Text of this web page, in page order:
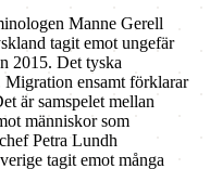
Manne Gerell
tagit emot ungefär
2015. Det tyska
Migration ensamt förklarar
är samspelet mellan
människor som
Petra Lundh
tagit emot många